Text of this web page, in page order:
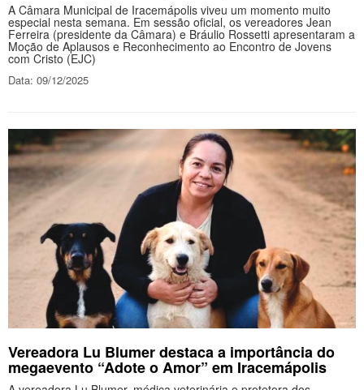
A Câmara Municipal de Iracemápolis viveu um momento muito
especial nesta semana. Em sessão oficial, os vereadores Jean
Ferreira (presidente da Câmara) e Bráulio Rossetti apresentaram a
Moção de Aplausos e Reconhecimento ao Encontro de Jovens
com Cristo (EJC)
Data: 09/12/2025
Vereadora Lu Blumer destaca a importância do
megaevento “Adote o Amor” em Iracemápolis